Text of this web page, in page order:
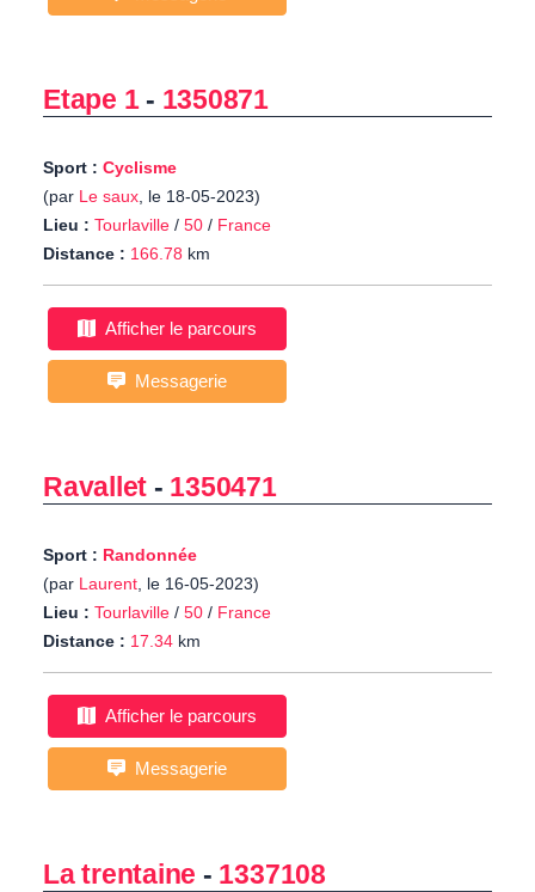
Etape 1- 1350871
Sport : Cyclisme
(par Le saux, le 18-05-2023)
Lieu : Tourlaville / 50 / France
Distance : 166.78 km
Afficher le parcours
Messagerie
Ravallet - 1350471
Sport : Randonnée
(par Laurent, le 16-05-2023)
Lieu : Tourlaville / 50 / France
Distance : 17.34 km
Afficher le parcours
Messagerie
La trentaine - 1337108